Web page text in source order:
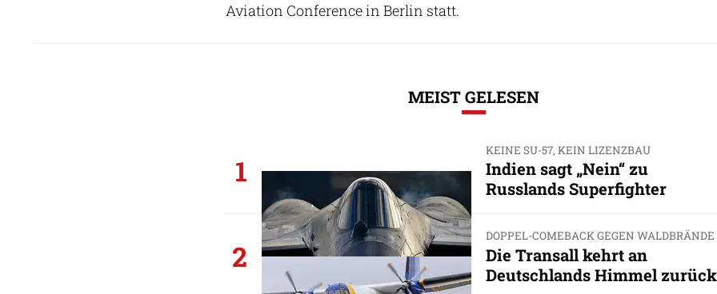
Aviation Conference in Berlin statt.
MEIST GELESEN
1
KEINE SU-57, KEIN LIZENZBAU
Indien sagt „Nein“ zu
Russlands Superfighter
2
DOPPEL-COMEBACK GEGEN WALDBRÄNDE
Die Transall kehrt an
Deutschlands Himmel